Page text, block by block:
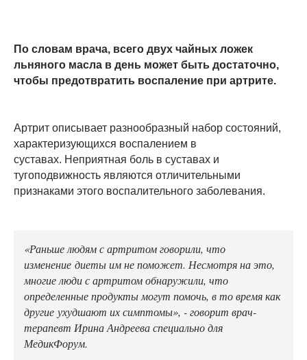
По словам врача, всего двух чайных ложек
льняного масла в день может быть достаточно,
чтобы предотвратить воспаление при артрите.
Артрит описывает разнообразный набор состояний,
характеризующихся воспалением в
суставах. Неприятная боль в суставах и
тугоподвижность являются отличительными
признаками этого воспалительного заболевания.
«Раньше людям с артритом говорили, что
изменение диеты им не поможет. Несмотря на это,
многие люди с артритом обнаружили, что
определенные продукты могут помочь, в то время как
другие ухудшают их симптомы», - говорит врач-
терапевт Ирина Андреева специально для
МедикФорум.